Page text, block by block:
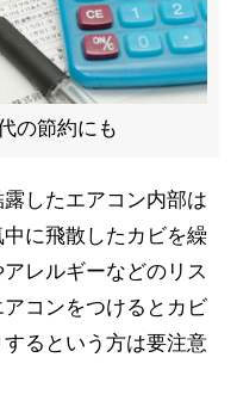
の節約にも
したエアコン内部は
に飛散したカビを繰
レルギーなどのリス
コンをつけるとカビ
るという方は要注意